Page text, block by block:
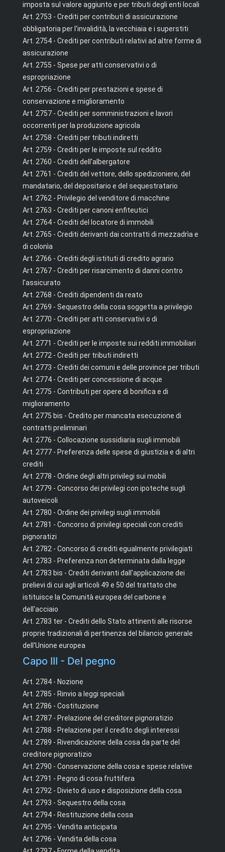
imposta sul valore aggiunto e per tributi degli enti locali
Art. 2753 - Crediti per contributi di assicurazione
obbligatoria per l'invalidità, la vecchiaia e i superstiti
Art. 2754 - Crediti per contributi relativi ad altre forme di
assicurazione
Art. 2755 - Spese per atti conservativi o di
espropriazione
Art. 2756 - Crediti per prestazioni e spese di
conservazione e miglioramento
Art. 2757 - Crediti per somministrazioni e lavori
occorrenti per la produzione agricola
Art. 2758 - Crediti per tributi indiretti
Art. 2759 - Crediti per le imposte sul reddito
Art. 2760 - Crediti dell'albergatore
Art. 2761 - Crediti del vettore, dello spedizioniere, del
mandatario, del depositario e del sequestratario
Art. 2762 - Privilegio del venditore di macchine
Art. 2763 - Crediti per canoni enfiteutici
Art. 2764 - Crediti del locatore di immobili
Art. 2765 - Crediti derivanti dai contratti di mezzadrìa e
di colonìa
Art. 2766 - Crediti degli istituti di credito agrario
Art. 2767 - Crediti per risarcimento di danni contro
l'assicurato
Art. 2768 - Crediti dipendenti da reato
Art. 2769 - Sequestro della cosa soggetta a privilegio
Art. 2770 - Crediti per atti conservativi o di
espropriazione
Art. 2771 - Crediti per le imposte sui redditi immobiliari
Art. 2772 - Crediti per tributi indiretti
Art. 2773 - Crediti dei comuni e delle province per tributi
Art. 2774 - Crediti per concessione di acque
Art. 2775 - Contributi per opere di bonifica e di
miglioramento
Art. 2775 bis - Credito per mancata esecuzione di
contratti preliminari
Art. 2776 - Collocazione sussidiaria sugli immobili
Art. 2777 - Preferenza delle spese di giustizia e di altri
crediti
Art. 2778 - Ordine degli altri privilegi sui mobili
Art. 2779 - Concorso dei privilegi con ipoteche sugli
autoveicoli
Art. 2780 - Ordine dei privilegi sugli immobili
Art. 2781 - Concorso di privilegi speciali con crediti
pignoratizi
Art. 2782 - Concorso di crediti egualmente privilegiati
Art. 2783 - Preferenza non determinata dalla legge
Art. 2783 bis - Crediti derivanti dall'applicazione dei
prelievi di cui agli articoli 49 e 50 del trattato che
istituisce la Comunità europea del carbone e
dell'acciaio
Art. 2783 ter - Crediti dello Stato attinenti alle risorse
proprie tradizionali di pertinenza del bilancio generale
dell'Unione europea
Capo III - Del pegno
Art. 2784 - Nozione
Art. 2785 - Rinvio a leggi speciali
Art. 2786 - Costituzione
Art. 2787 - Prelazione del creditore pignoratizio
Art. 2788 - Prelazione per il credito degli interessi
Art. 2789 - Rivendicazione della cosa da parte del
creditore pignoratizio
Art. 2790 - Conservazione della cosa e spese relative
Art. 2791 - Pegno di cosa fruttifera
Art. 2792 - Divieto di uso e disposizione della cosa
Art. 2793 - Sequestro della cosa
Art. 2794 - Restituzione della cosa
Art. 2795 - Vendita anticipata
Art. 2796 - Vendita della cosa